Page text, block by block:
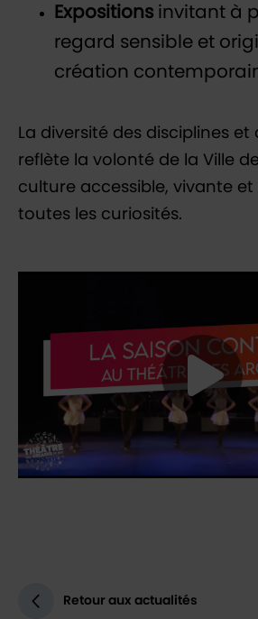
Expositions invitant à
regard sensible et
création
La diversité des disciplines
reflète la volonté de la Ville
culture accessible, vivante
toutes les curiosités.
Retour aux actualités